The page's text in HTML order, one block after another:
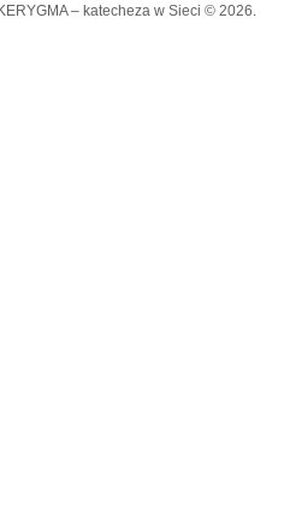
– katecheza w Sieci © 2026.